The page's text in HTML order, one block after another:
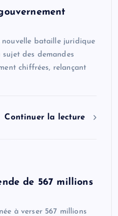
nouvelle bataille juridique
des demandes
chiffrées, relançant
Continuer la lecture
de 567 millions
à verser 567 millions